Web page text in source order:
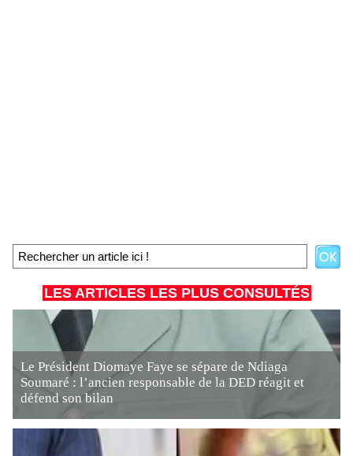
LES ARTICLES LES PLUS CONSULTÉS
Le Président Diomaye Faye se sépare de Ndiaga
Soumaré : l’ancien responsable de la DED réagit et
défend son bilan